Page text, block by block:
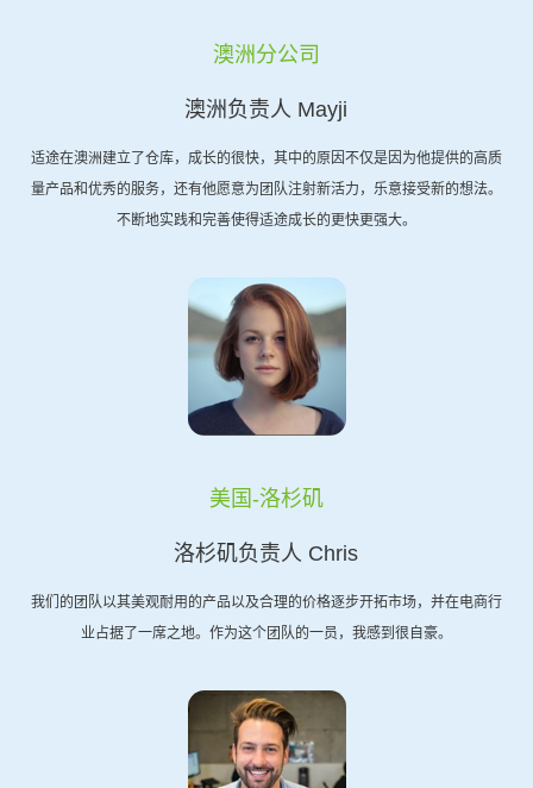
澳洲分公司
澳洲负责人 Mayji
适途在澳洲建立了仓库，成长的很快，其中的原因不仅是因为他提供的高质
量产品和优秀的服务，还有他愿意为团队注射新活力，乐意接受新的想法。
不断地实践和完善使得适途成长的更快更强大。
美国-洛杉矶
洛杉矶负责人 Chris
我们的团队以其美观耐用的产品以及合理的价格逐步开拓市场，并在电商行
业占据了一席之地。作为这个团队的一员，我感到很自豪。